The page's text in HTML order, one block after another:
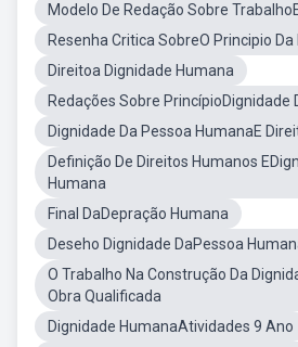
Modelo De Redação Sobre
Resenha Critica SobreO Principio
Direitoa Dignidade Humana
Redações Sobre PrincípioDignidade
Dignidade Da Pessoa HumanaE
Definição De Direitos Humanos
Humana
Final DaDepração Humana
Deseho Dignidade DaPessoa
O Trabalho Na Construção Da
Obra Qualificada
Dignidade HumanaAtividades 9 Ano